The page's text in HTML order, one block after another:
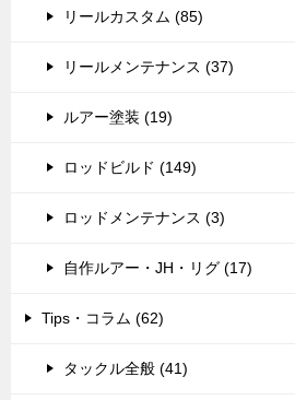
リールカスタム (85)
リールメンテナンス (37)
ルアー塗装 (19)
ロッドビルド (149)
ロッドメンテナンス (3)
自作ルアー・JH・リグ (17)
Tips・コラム (62)
タックル全般 (41)